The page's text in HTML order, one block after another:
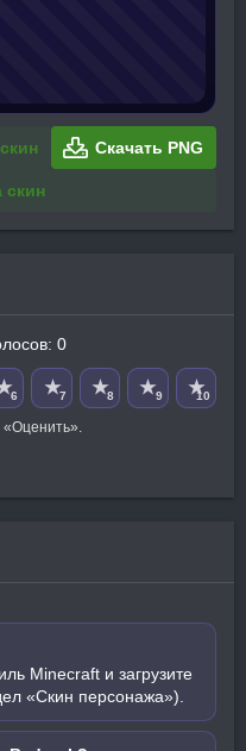
Скачать PNG
скин
0
6 ★7 ★8 ★9 ★10
«Оценить».
Minecraft и загрузите
«Скин персонажа»).